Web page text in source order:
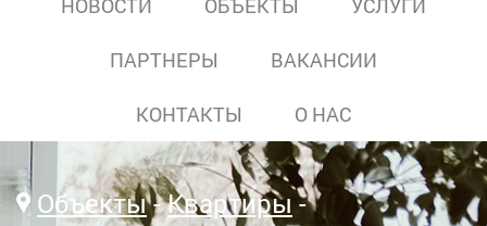
НОВОСТИ ОБЪЕКТЫ УСЛУГИ
ПАРТНЕРЫ ВАКАНСИИ
КОНТАКТЫ О НАС
Объекты Квартиры